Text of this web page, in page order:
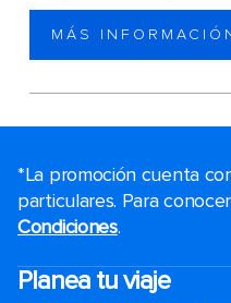
MÁS
*La promoción cuenta
particulares. Para
Condiciones.
Planea tu viaje